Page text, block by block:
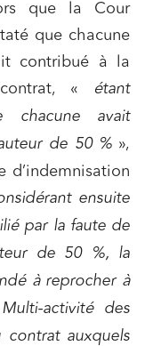
que la Cour
que chacune
contribué à la
«
étant
chacune avait
de 50 % »,
d’indemnisation
ensuite
par la faute de
de 50 %, la
à reprocher à
activité des
auxquels